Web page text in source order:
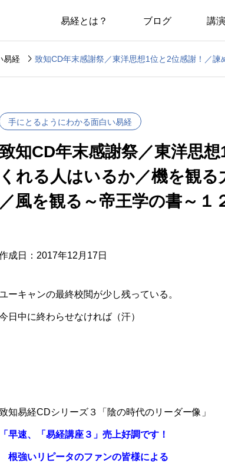
易経とは？ ブログ 講
易経 
手にとるようにわかる面白い易経
知CD年末感謝祭／東洋思
くれる人はいるか／機を観
／風を観る～帝王学の書～１
成日：2017年12月17日
ーキャンの最終校閲が少し残っている。
日中に終わらせなければ（汗）
知易経CDシリーズ３「陰の時代のリーダー像」
「早速、「易経講座３」売上好調です！
根強いリピータのファンの皆様による